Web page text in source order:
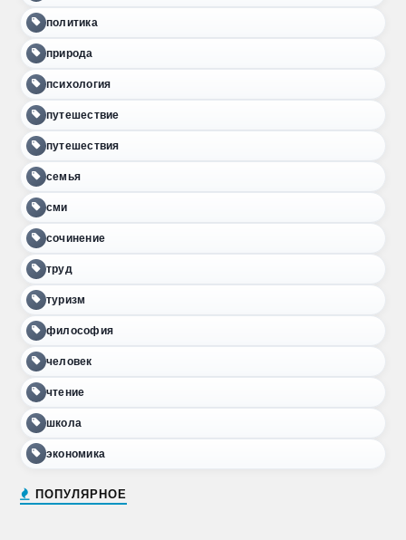
политика
природа
психология
путешествие
путешествия
семья
сми
сочинение
труд
туризм
философия
человек
чтение
школа
экономика
ПОПУЛЯРНОЕ